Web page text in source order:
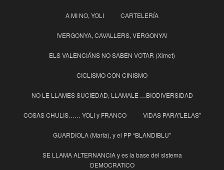
A MI NO, YOLI CARTELERÍA
!VERGONYA, CAVALLERS, VERGONYA!
ELS VALENCIÁNS NO SABEN VOTAR (Ximet)
CICLISMO CON CINISMO
NO LE LLAMES SUCIEDAD, LLAMALE …BIODIVERSIDAD
COSAS CHULIS…… YOLI y FRANCO VIDAS PARA”LELAS”
GUARDIOLA (María), y el PP “BLANDIBLU”
SE LLAMA ALTERNANCIA y es la base del sistema
DEMOCRATICO